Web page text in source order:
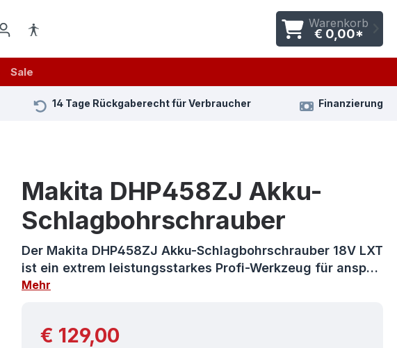
Warenkorb
€ 0,00*
Sale
14 Tage Rückgaberecht für Verbraucher Finanzierung
Makita DHP458ZJ Akku-
Schlagbohrschrauber
Der Makita DHP458ZJ Akku-Schlagbohrschrauber 18V LXT
ist ein extrem leistungsstarkes Profi-Werkzeug für ansp…
Mehr
Regulärer Preis:
€ 129,00